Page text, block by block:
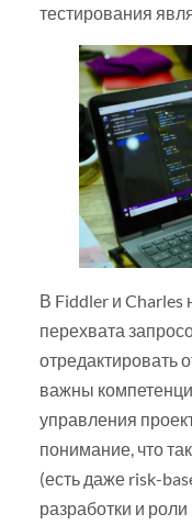
тестирования
В Fiddler и Charles
перехвата
отредактировать
важны
управления
понимание, что
(есть даже risk-
разработки и